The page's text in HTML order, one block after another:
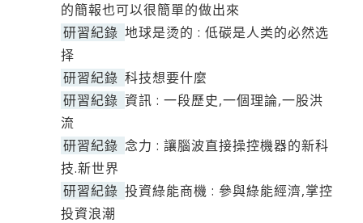
的簡報也可以很簡單的做出來
研習紀錄 地球是烫的 : 低碳是人类的必然选
择
研習紀錄 科技想要什麼
研習紀錄 資訊 : 一段歷史,一個理論,一股洪
流
研習紀錄 念力 : 讓腦波直接操控機器的新科
技.新世界
研習紀錄 投資綠能商機 : 參與綠能經濟,掌控
投資浪潮